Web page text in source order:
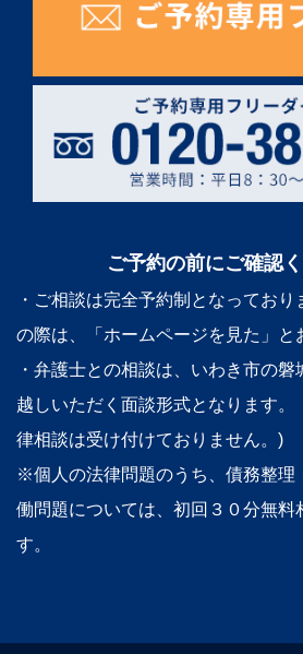
ご予約の前にご確認く
・ご相談は完全予約制となってお
の際は、「ホームページを見た」と
・弁護士との相談は、いわき市の
越しいただく面談形式となります。
律相談は受け付けておりません。)
※個人の法律問題のうち、債務整理
働問題については、初回３０分無料
す。